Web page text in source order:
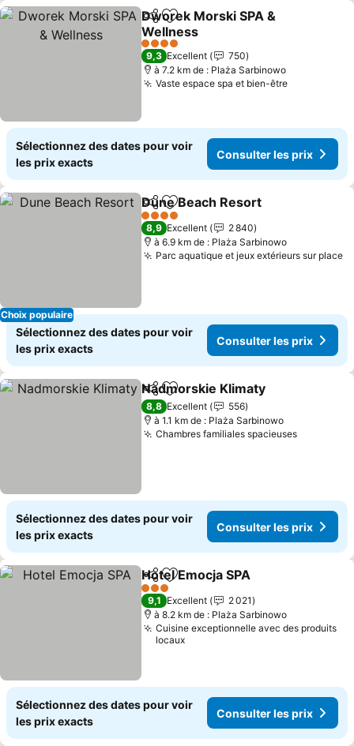
PartagerAjouter à mes favoris
Dworek Morski SPA &
Wellness
Consulter les prix
4 Étoiles
9,3 Excellent
750
à 7.2 km de : Plaża Sarbinowo
Vaste espace spa et bien-êtreConsulter
Sélectionnez des dates pour voir
les prix exacts
Consulter les prix
Choix populaire
PartagerAjouter à mes favoris
Dune Beach Resort
4 Étoiles
8,9 Excellent
2 840
à 6.9 km de : Plaża Sarbinowo
Parc aquatique et jeux extérieurs sur place
Sélectionnez des dates pour voir
les prix exacts
Consulter les prix
PartagerAjouter à mes favoris
Nadmorskie Klimaty
8,8 Excellent
556
à 1.1 km de : Plaża Sarbinowo
Chambres familiales spacieuses
Sélectionnez des dates pour voir
les prix exacts
Consulter les prix
PartagerAjouter à mes favoris
Hotel Emocja SPA
3 Étoiles
9,1 Excellent
2 021
à 8.2 km de : Plaża Sarbinowo
Cuisine exceptionnelle avec des produits
locaux
Sélectionnez des dates pour voir
les prix exacts
Consulter les prix